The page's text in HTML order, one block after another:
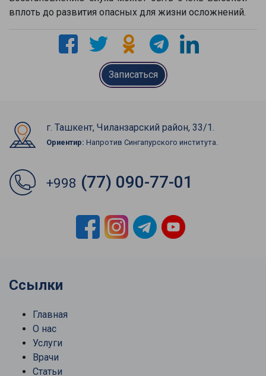
вплоть до развития опасных для жизни осложнений.
Записаться
г. Ташкент, Чиланзарский район, 33/1.
Ориентир: Напротив Сингапурского института.
+998 (77) 090-77-01
Ссылки
Главная
О нас
Услуги
Врачи
Статьи